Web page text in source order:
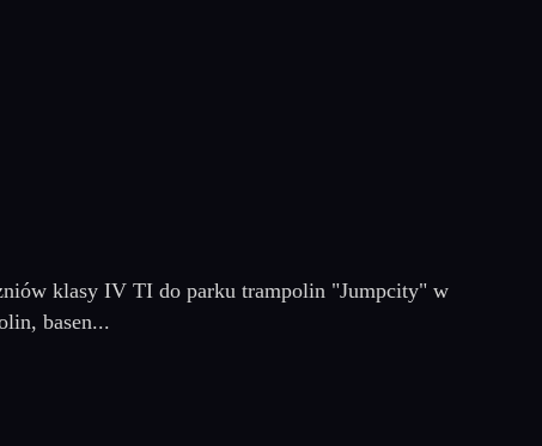
klasy IV TI do parku trampolin "Jumpcity" w
basen...